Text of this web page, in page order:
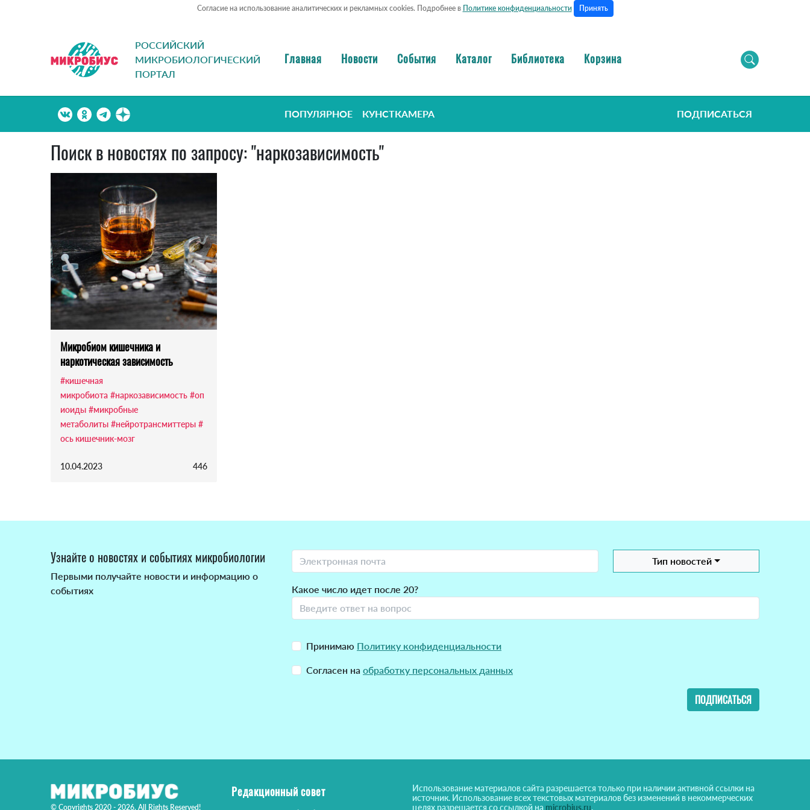
Согласие на использование аналитических и рекламных cookies. Подробнее в Политике конфиденциальности Принять
РОССИЙСКИЙ
МИКРОБИОЛОГИЧЕСКИЙ
ПОРТАЛ
Главная Новости События Каталог Библиотека Корзина
ПОПУЛЯРНОЕ КУНСТКАМЕРА ПОДПИСАТЬСЯ
Поиск в новостях по запросу: "наркозависимость"
Микробиом кишечника и
наркотическая зависимость
#кишечная
микробиота #наркозависимость #оп
иоиды #микробные
метаболиты #нейротрансмиттеры #
ось кишечник-мозг
10.04.2023 446
Узнайте о новостях и событиях микробиологии
Первыми получайте новости и информацию о
событиях
Тип новостей
Какое число идет после 20?
Принимаю Политику конфиденциальности
Согласен на обработку персональных данных
ПОДПИСАТЬСЯ
© Copyrights 2020 - 2026. All Rights Reserved!
Редакционный совет
Использование материалов сайта разрешается только при наличии активной ссылки на
источник. Использование всех текстовых материалов без изменений в некоммерческих
целях разрешается со ссылкой на microbius.ru.